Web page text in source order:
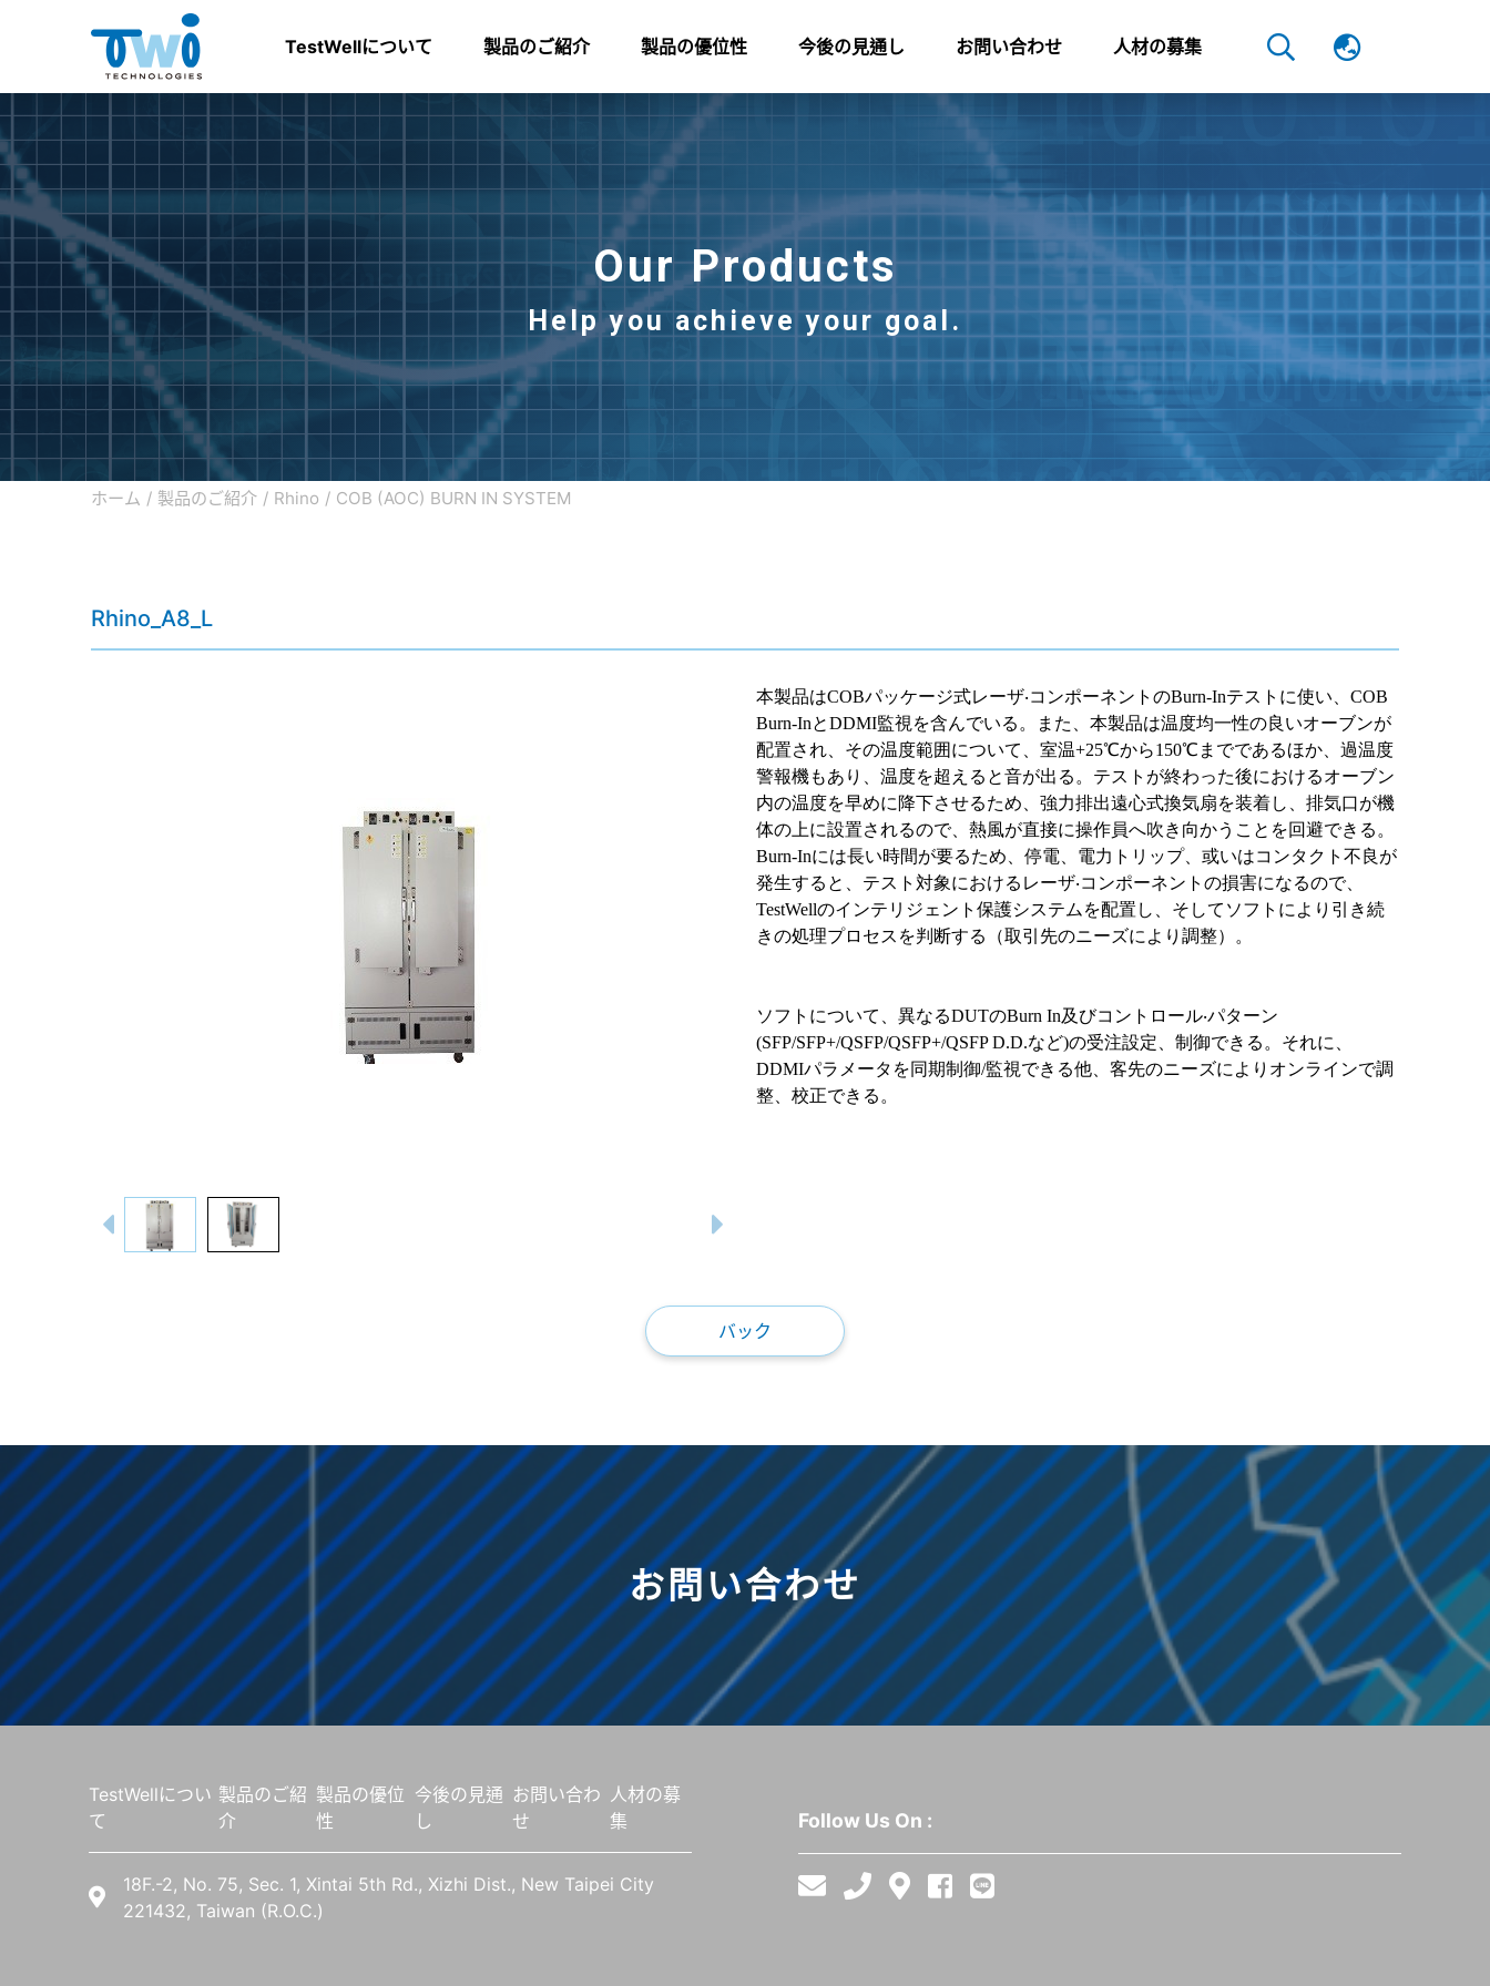
TestWellについて 製品のご紹介 製品の優位性 今後の見通し お問い合わせ 人材の募集
Our Products
Help you achieve your goal.
ホーム 製品のご紹介 Rhino COB (AOC) BURN IN SYSTEM
Rhino_A8_L
本製品はCOBパッケージ式レーザ‧コンポーネントのBurn-Inテストに使い、 COB
Burn-InとDDMI監視 を含んでいる。また、本製品は温度均一性の良いオーブンが
配置され、その温度範囲について、室温+25℃から150℃ までであるほか、過温度
警報機もあり、温度を超えると音が出る。テストが終わった後におけるオーブン
内の温度を早めに降下させるため、強力排出遠心式換気扇を装着し、排気口が機
体の上に設置されるので、熱風が直接に操作員へ吹き向かうことを回避できる。
Burn-Inには長い時間が要るため、停電、電力トリップ、或いはコンタクト不良が
発生すると、テスト対象におけるレーザ‧コンポーネントの損害になるので、
TestWellのインテリジェント保護システムを配置し、そしてソフトにより引き続
きの処理プロセスを判断する（取引先のニーズにより調整）。
ソフトについて、異なるDUTのBurn In及びコントロール‧パターン
(SFP/SFP+/QSFP/QSFP+/QSFP D.D.など)の受注設定、制御できる。それに、
DDMIパラメータを同期制御/監視できる他、客先のニーズによりオンラインで調
整、校正できる。
バック
お問い合わせ
TestWellについ
て
製品のご紹
介
製品の優位
性
今後の見通
し
お問い合わ
せ
人材の募
集
18F.-2, No. 75, Sec. 1, Xintai 5th Rd., Xizhi Dist., New Taipei City
221432, Taiwan (R.O.C.)
Follow Us On :